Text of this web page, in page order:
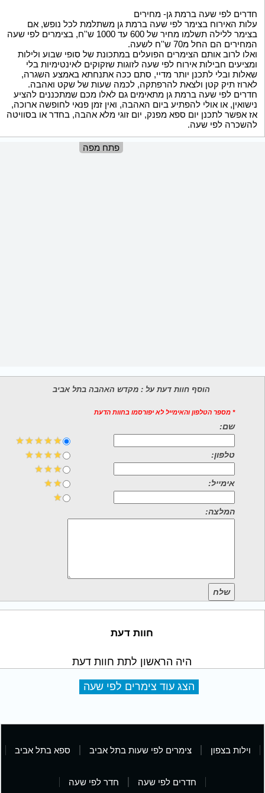
חדרים לפי שעה ברמת גן- מחירים
עלות האירוח בצימר לפי שעה ברמת גן משתלמת לכל נופש, אם
בצימר ללילה תשלמו מחיר של 600 עד 1000 ש''ח, בצימרים לפי שעה
המחירים הם החל מ70 ש''ח לשעה.
ואלו לרוב אותם הצימרים הפועלים במתכונת של סופי שבוע ולילות
ומציעים חבילות אירוח לפי שעה לזוגות שזקוקים לאינטימיות בלי
שאלות ובלי לתכנן יותר מדיי, סתם ככה אתנחתא באמצע השגרה,
לארוז תיק קטן ולצאת להרפתקה, לכמה שעות של שקט ואהבה.
חדרים לפי שעה ברמת גן מתאימים גם לאלו מכם שמתכננים להציע
נישואין, או אולי להפתיע ביום האהבה, ואין זמן פנאי לחופשה ארוכה,
אז אפשר לתכנן יום ספא מפנק, יום זוגי מלא אהבה, בחדר או בסוויטה
להשכרה לפי שעה.
פתח מפה
הוסף חוות דעת על : מקדש האהבה בתל אביב
* מספר הטלפון והאימייל לא יפורסמו בחוות הדעת
שם:
טלפון:
אימייל:
המלצה:
שלח
חוות דעת
היה הראשון לתת חוות דעת
הצג עוד צימרים לפי שעה
וילות בצפון צימרים לפי שעות בתל אביב ספא בתל אביב
חדרים לפי שעה חדר לפי שעה